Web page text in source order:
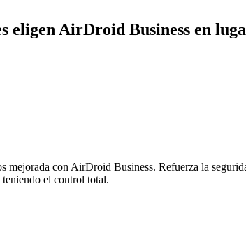
eligen AirDroid Business en
mejorada con AirDroid Business. Refuerza la
el control total.